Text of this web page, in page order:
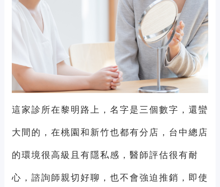
這家診所在黎明路上，名字是三個數字，還蠻
大間的，在桃園和新竹也都有分店，台中總店
的環境很高級且有隱私感，醫師評估很有耐
心 ，諮詢師親切好聊，也不會強迫推銷，即使